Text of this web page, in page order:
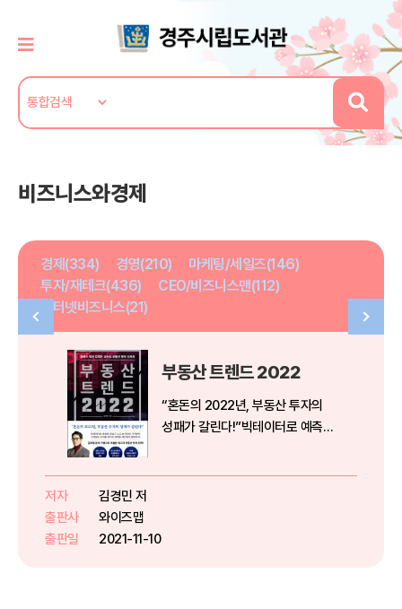
비즈니스와경제
경제(334) 경영(210)
마케팅/세일즈(146)
투자/재테크(436)
CEO/비즈니스맨(112)
인터넷비즈니스(21)
부동산 트렌드 2022
“혼돈의 2022년, 부동산 투자의
성패가 갈린다!”빅테이터로 예측한
저자
김경민 저
출판사
와이즈맵
출판일
2021-11-10